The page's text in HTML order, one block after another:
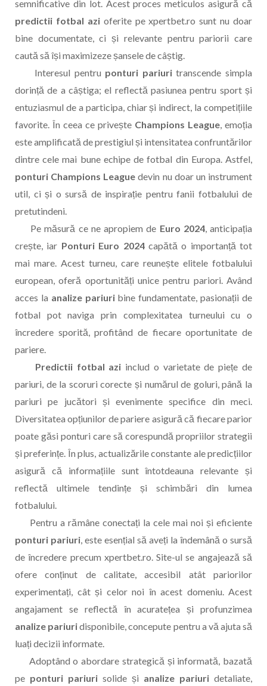
semnificative din lot. Acest proces meticulos asigură că
predictii fotbal azioferite pe xpertbet.ro sunt nu doar
bine documentate, ci și relevante pentru pariorii care
caută să își maximizeze șansele de câștig.
Interesul pentru ponturi pariuritranscende simpla
dorință de a câștiga; el reflectă pasiunea pentru sport și
entuziasmul de a participa, chiar și indirect, la competițiile
favorite. În ceea ce privește Champions League, emoția
este amplificată de prestigiul și intensitatea confruntărilor
dintre cele mai bune echipe de fotbal din Europa. Astfel,
ponturi Champions League devin nu doar un instrument
util, ci și o sursă de inspirație pentru fanii fotbalului de
pretutindeni.
Pe măsură ce ne apropiem de Euro 2024, anticipația
crește, iar Ponturi Euro 2024capătă o importanță tot
mai mare. Acest turneu, care reunește elitele fotbalului
european, oferă oportunități unice pentru pariori. Având
acces la analize pariuribine fundamentate, pasionații de
fotbal pot naviga prin complexitatea turneului cu o
încredere sporită, profitând de fiecare oportunitate de
pariere.
Predictii fotbal azi includ o varietate de piețe de
pariuri, de la scoruri corecte și numărul de goluri, până la
pariuri pe jucători și evenimente specifice din meci.
Diversitatea opțiunilor de pariere asigură că fiecare parior
poate găsi ponturi care să corespundă propriilor strategii
și preferințe. În plus, actualizările constante ale predicțiilor
asigură că informațiile sunt întotdeauna relevante și
reflectă ultimele tendințe și schimbări din lumea
fotbalului.
Pentru a rămâne conectați la cele mai noi și eficiente
ponturi pariuri, este esențial să aveți la îndemână o sursă
de încredere precum xpertbet.ro. Site-ul se angajează să
ofere conținut de calitate, accesibil atât pariorilor
experimentați, cât și celor noi în acest domeniu. Acest
angajament se reflectă în acuratețea și profunzimea
analize pariuridisponibile, concepute pentru a vă ajuta să
luați decizii informate.
Adoptând o abordare strategică și informată, bazată
pe ponturi pariuri solide și analize pariuri detaliate,